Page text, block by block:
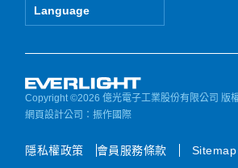
u
e
i
Language
Copyright ©2026 億光電子工業股份有限公司 版
網頁設計公司 ：振作國際
隱私權政策 會員服務條款 Sitemap